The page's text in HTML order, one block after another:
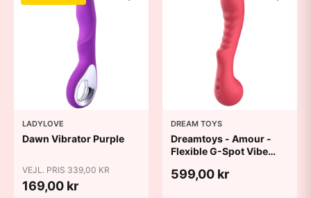
LADYLOVE
Dawn Vibrator Purple
VEJL. PRIS 339,00 KR
169,00 kr
DREAM TOYS
Dreamtoys - Amour -
Flexible G-Spot Vibe
599,00 kr